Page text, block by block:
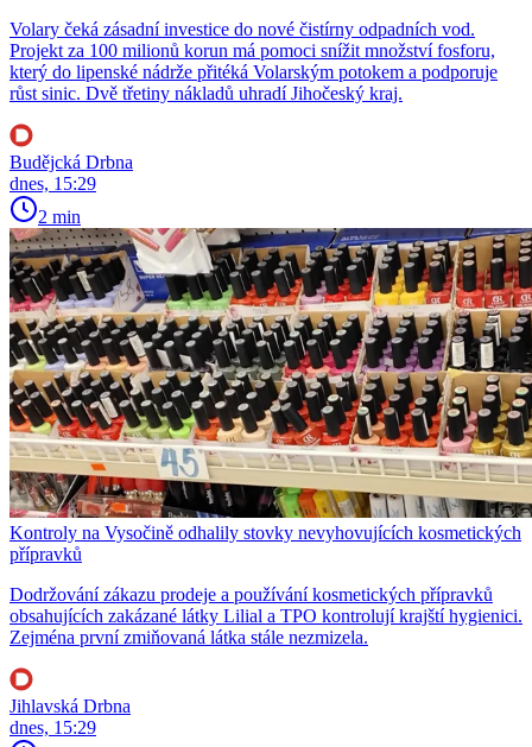
Volary čeká zásadní investice do nové čistírny odpadních vod.
Projekt za 100 milionů korun má pomoci snížit množství fosforu,
který do lipenské nádrže přitéká Volarským potokem a podporuje
růst sinic. Dvě třetiny nákladů uhradí Jihočeský kraj.
Budějcká Drbna
dnes, 15:29
2 min
Kontroly na Vysočině odhalily stovky nevyhovujících kosmetických
přípravků
Dodržování zákazu prodeje a používání kosmetických přípravků
obsahujících zakázané látky Lilial a TPO kontrolují krajští hygienici.
Zejména první zmiňovaná látka stále nezmizela.
Jihlavská Drbna
dnes, 15:29